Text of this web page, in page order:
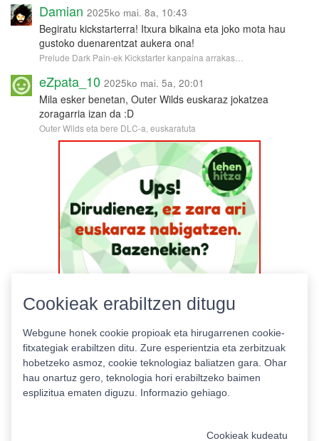
Damian 2025ko mai. 8a, 10:43
Begiratu kickstarterra! Itxura bikaina eta joko mota hau
gustoko duenarentzat aukera ona!
Prelude Dark Pain-ek Kickstarter kanpaina arrakas…
eZpata_10 2025ko mai. 5a, 20:01
Mila esker benetan, Outer Wilds euskaraz jokatzea
zoragarria izan da :D
Outer Wilds eta bere DLC-a, euskaratuta
Estatistikak
Cookieak erabiltzen ditugu
Webgune honek cookie propioak eta hirugarrenen cookie-
fitxategiak erabiltzen ditu. Zure esperientzia eta zerbitzuak
hobetzeko asmoz, cookie teknologiaz baliatzen gara. Ohar
hau onartuz gero, teknologia hori erabiltzeko baimen
esplizitua ematen diguzu. Informazio gehiago.
Cookieak kudeatu